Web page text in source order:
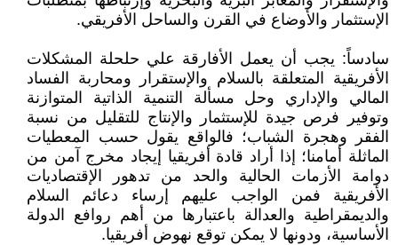
الإستثمار والأوضاع في القرن والساحل الأفريقي.
سادساً: يجب أن يعمل الأفارقة علي حلحلة المشكلات
الأفريقية المتعلقة بالسلام والإستقرار ومحاربة الفساد
المالي والإداري وحل مسألة التنمية الذاتية المتوازنة
وتوفير فرص جيدة للإستثمار والإنتاج للتقليل من نسبة
الفقر وهجرة الشباب؛ فالواقع يقول حسب المعطيات
الماثلة أمامنا؛ إذا أراد قادة أفريقيا إيجاد مخرج آمن من
دوامة الأزمات الحالية والحد من تدهور الإقتصاديات
الأفريقية فمن الواجب عليهم إرساء دعائم السلام
والديمقراطية والعدالة باعتبارها من أهم روافع الدولة
الأساسية، ودونها لا يمكن توقع نهوض أفريقيا.